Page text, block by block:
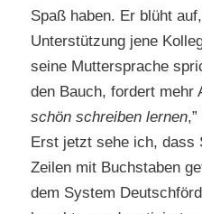
Spaß haben. Er blüht
Unterstützung jene
seine Muttersprache
den Bauch, fordert mehr
schön schreiben lernen
Erst jetzt sehe ich, dass
Zeilen mit Buchstaben
dem System